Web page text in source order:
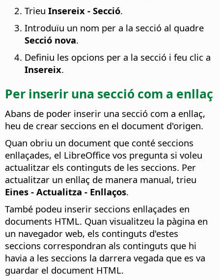
Trieu Insereix - Secció.
Introduïu un nom per a la secció al quadre
Secció nova.
Definiu les opcions per a la secció i feu clic a
Insereix.
Per inserir una secció com a enllaç
Abans de poder inserir una secció com a enllaç,
heu de crear seccions en el document d'origen.
Quan obriu un document que conté seccions
enllaçades, el LibreOffice vos pregunta si voleu
actualitzar els continguts de les seccions. Per
actualitzar un enllaç de manera manual, trieu
Eines - Actualitza - Enllaços.
També podeu inserir seccions enllaçades en
documents HTML. Quan visualitzeu la pàgina en
un navegador web, els continguts d'estes
seccions correspondran als continguts que hi
havia a les seccions la darrera vegada que es va
guardar el document HTML.